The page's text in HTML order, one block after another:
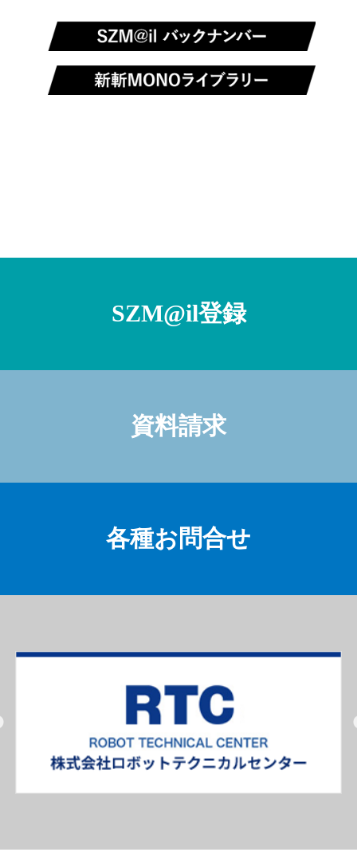
SZM@il登録
資料請求
各種お問合せ